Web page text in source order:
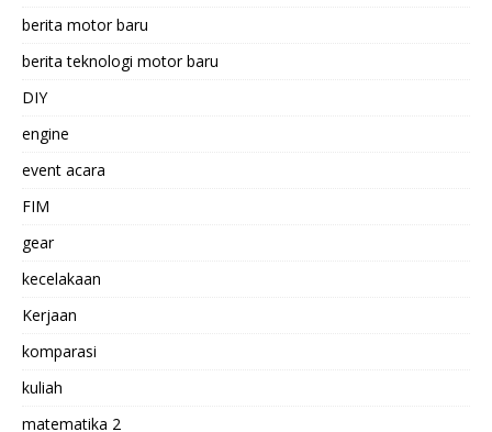
berita motor baru
berita teknologi motor baru
DIY
engine
event acara
FIM
gear
kecelakaan
Kerjaan
komparasi
kuliah
matematika 2